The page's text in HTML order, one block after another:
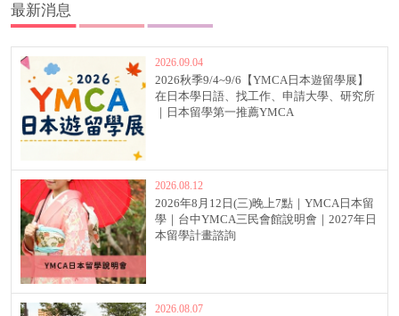
最新消息
2026.09.04
2026秋季9/4~9/6【YMCA日本遊留學展】
在日本學日語、找工作、申請大學、研究所
｜日本留學第一推薦YMCA
2026.08.12
2026年8月12日(三)晚上7點｜YMCA日本留
學｜台中YMCA三民會館說明會｜2027年日
本留學計畫諮詢
2026.08.07